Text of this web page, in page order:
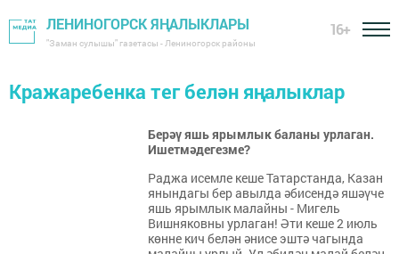
ЛЕНИНОГОРСК ЯҢАЛЫКЛАРЫ
"Заман сулышы" газетасы - Лениногорск районы
16+
Кражаребенка тег белән яңалыклар
Берәү яшь ярымлык баланы урлаган.
Ишетмәдегезме?
Раджа исемле кеше Татарстанда, Казан
янындагы бер авылда әбисендә яшәүче
яшь ярымлык малайны - Мигель
Вишняковны урлаган! Әти кеше 2 июль
көнне кич белән әнисе эштә чагында